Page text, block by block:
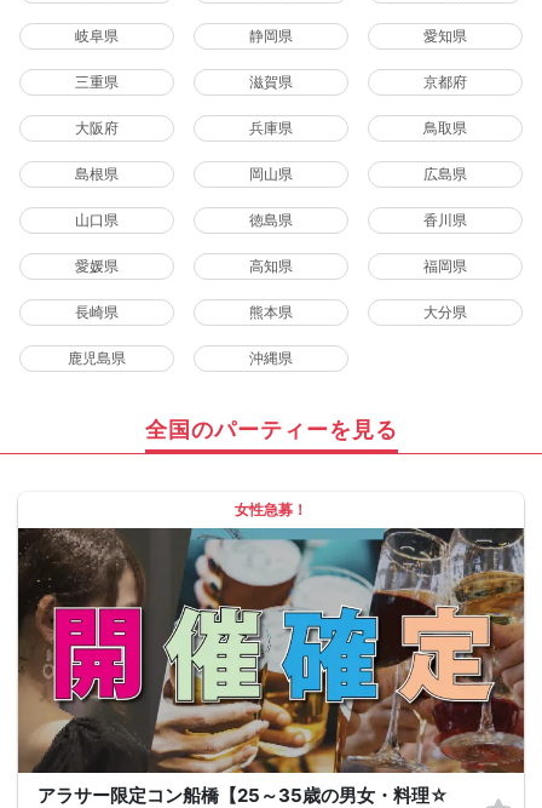
岐阜県 静岡県 愛知県
三重県 滋賀県 京都府
大阪府 兵庫県 鳥取県
島根県 岡山県 広島県
山口県 徳島県 香川県
愛媛県 高知県 福岡県
長崎県 熊本県 大分県
鹿児島県 沖縄県
全国のパーティーを見る
女性急募！
アラサー限定コン船橋【25～35歳の男女・料理☆